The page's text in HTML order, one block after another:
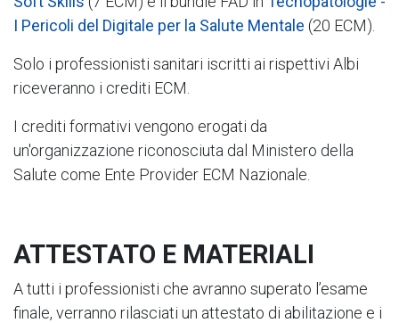
I Pericoli del Digitale per la Salute Mentale (20 ECM).
Solo i professionisti sanitari iscritti ai rispettivi Albi
riceveranno i crediti ECM.
I crediti formativi vengono erogati da
un'organizzazione riconosciuta dal Ministero della
Salute come Ente Provider ECM Nazionale.
ATTESTATO E MATERIALI
A tutti i professionisti che avranno superato l’esame
finale, verranno rilasciati un attestato di abilitazione e i